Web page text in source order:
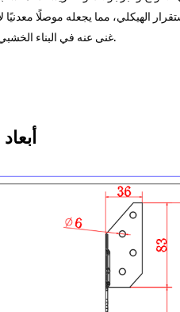
ويعزز التصميم المعيني الاستقرار الهيكلي، مما يجعله موصلًا معدنيًا
غنى عنه في البناء الخشبي.